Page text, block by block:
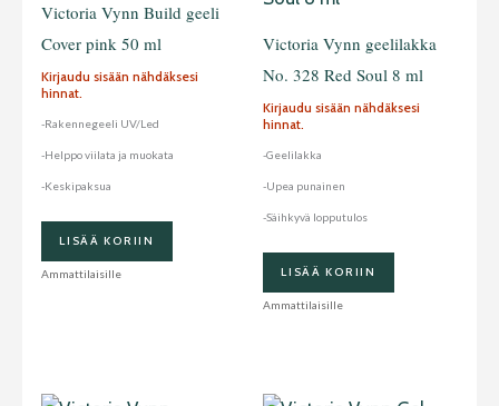
Victoria Vynn Build geeli
Cover pink 50 ml
Kirjaudu sisään nähdäksesi
hinnat.
-Rakennegeeli UV/Led
-Helppo viilata ja muokata
-Keskipaksua
LISÄÄ KORIIN
Ammattilaisille
Victoria Vynn geelilakka
No. 328 Red Soul 8 ml
Kirjaudu sisään nähdäksesi
hinnat.
-Geelilakka
-Upea punainen
-Säihkyvä lopputulos
LISÄÄ KORIIN
Ammattilaisille